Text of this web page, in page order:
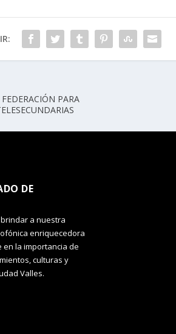
PARA
DE
a nuestra
enriquecedora
en la importancia de
culturas y
Valles.